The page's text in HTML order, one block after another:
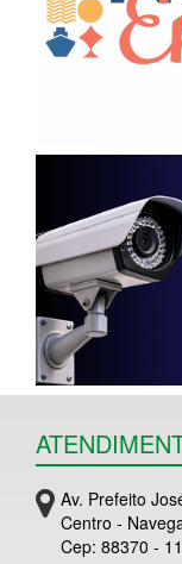
Av. Prefeito
Centro -
Cep: 88370 -